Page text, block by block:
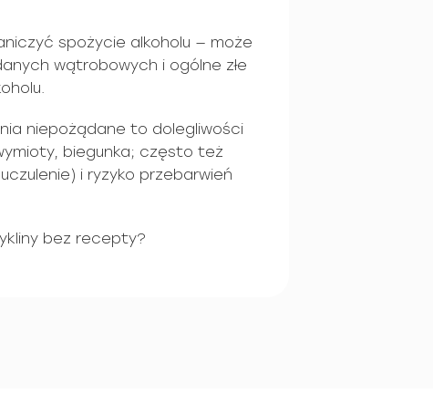
spożycie alkoholu — może
wątrobowych i ogólne złe
niepożądane to dolegliwości
biegunka; często też
i ryzyko przebarwień
bez recepty?